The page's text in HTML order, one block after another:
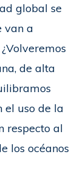
global se
van a
de alta
el uso de la
respecto al
los océanos